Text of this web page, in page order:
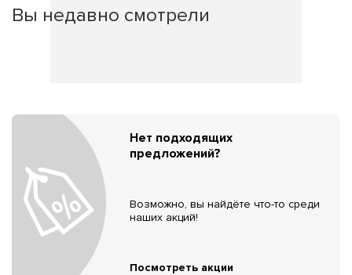
Вы недавно смотрели
Нет подходящих
предложений?
Возможно, вы найдёте что-то среди
наших акций!
Посмотреть акции